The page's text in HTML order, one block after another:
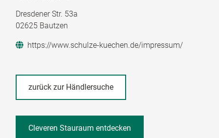
Dresdener Str. 53a
02625 Bautzen
https://www.schulze-kuechen.de/impressum/
zurück zur Händlersuche
Cleveren Stauraum entdecken